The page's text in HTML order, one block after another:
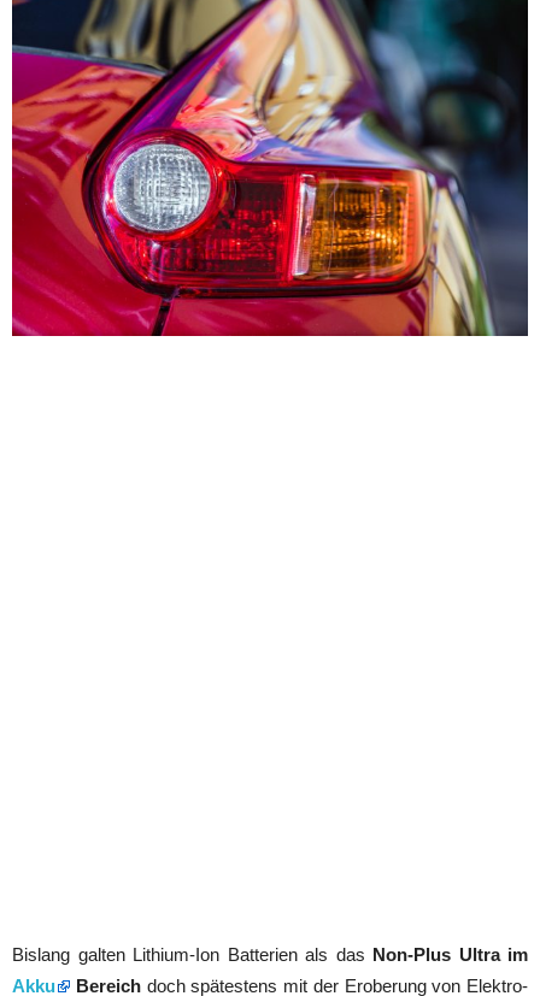
Bislang galten Lithium-Ion Batterien als das Non-Plus Ultra im
Akku
Bereichdoch spätestens mit der Eroberung von Elektro-